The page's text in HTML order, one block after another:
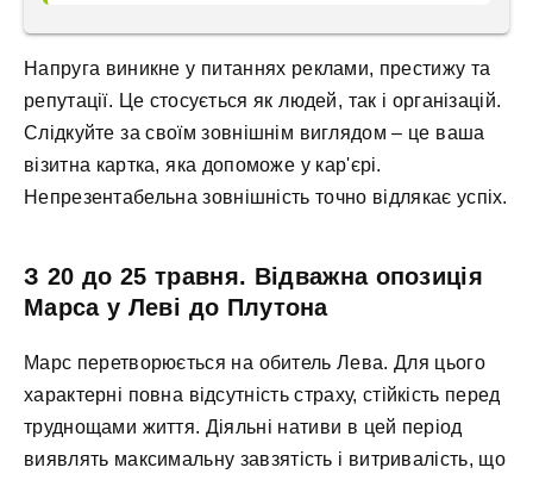
Напруга виникне у питаннях реклами, престижу та
репутації. Це стосується як людей, так і організацій.
Слідкуйте за своїм зовнішнім виглядом – це ваша
візитна картка, яка допоможе у кар'єрі.
Непрезентабельна зовнішність точно відлякає успіх.
З 20 до 25 травня. Відважна опозиція
Марса у Леві до Плутона
Марс перетворюється на обитель Лева. Для цього
характерні повна відсутність страху, стійкість перед
труднощами життя. Діяльні нативи в цей період
виявлять максимальну завзятість і витривалість, що